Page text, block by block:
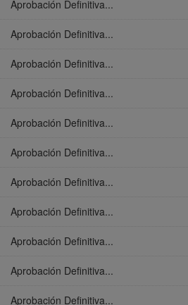
Aprobación Definitiva...
Aprobación Definitiva...
Aprobación Definitiva...
Aprobación Definitiva...
Aprobación Definitiva...
Aprobación Definitiva...
Aprobación Definitiva...
Aprobación Definitiva...
Aprobación Definitiva...
Aprobación Definitiva...
Aprobación Definitiva...